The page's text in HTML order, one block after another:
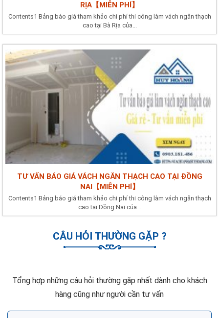
RỊA【MIỄN PHÍ】
Contents1 Bảng báo giá tham khảo chi phí thi công làm vách ngăn thạch
cao tại Bà Rịa của...
TƯ VẤN BÁO GIÁ VÁCH NGĂN THẠCH CAO TẠI ĐỒNG
NAI【MIỄN PHÍ】
Contents1 Bảng báo giá tham khảo chi phí thi công làm vách ngăn thạch
cao tại Đồng Nai của...
CÂU HỎI THƯỜNG GẶP ?
Tổng hợp những câu hỏi thường gặp nhất dành cho khách
hàng cũng như người cần tư vấn